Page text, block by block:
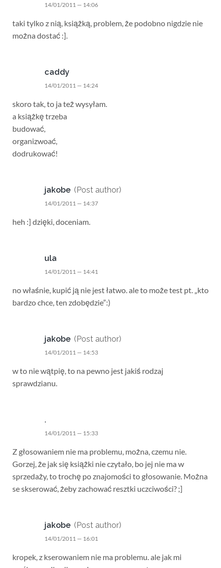
14/01/2011 — 14:06
taki tylko z nią, książką, problem, że podobno nigdzie nie
można dostać :].
caddy
14/01/2011 — 14:24
skoro tak, to ja też wysyłam.
a książkę trzeba
budować,
organizwoać,
dodrukować!
jakobe (Post author)
14/01/2011 — 14:37
heh :] dzięki, doceniam.
ula
14/01/2011 — 14:41
no właśnie, kupić ją nie jest łatwo. ale to może test pt. „kto
bardzo chce, ten zdobędzie”:)
jakobe (Post author)
14/01/2011 — 14:53
w to nie wątpię, to na pewno jest jakiś rodzaj
sprawdzianu.
.
14/01/2011 — 15:33
Z głosowaniem nie ma problemu, można, czemu nie.
Gorzej, że jak się książki nie czytało, bo jej nie ma w
sprzedaży, to trochę po znajomości to głosowanie. Można
se skserować, żeby zachować resztki uczciwości? ;]
jakobe (Post author)
14/01/2011 — 16:01
kropek, z kserowaniem nie ma problemu. ale jak mi